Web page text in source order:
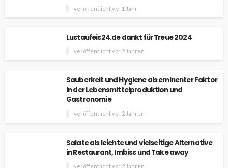
veröffentlicht vor 1 Jahr
Lustaufeis24.de dankt für Treue 2024
veröffentlicht vor 2 Jahren
Sauberkeit und Hygiene als eminenter Faktor
in der Lebensmittelproduktion und
Gastronomie
veröffentlicht vor 2 Jahren
Salate als leichte und vielseitige Alternative
in Restaurant, Imbiss und Take away
veröffentlicht vor 2 Jahren